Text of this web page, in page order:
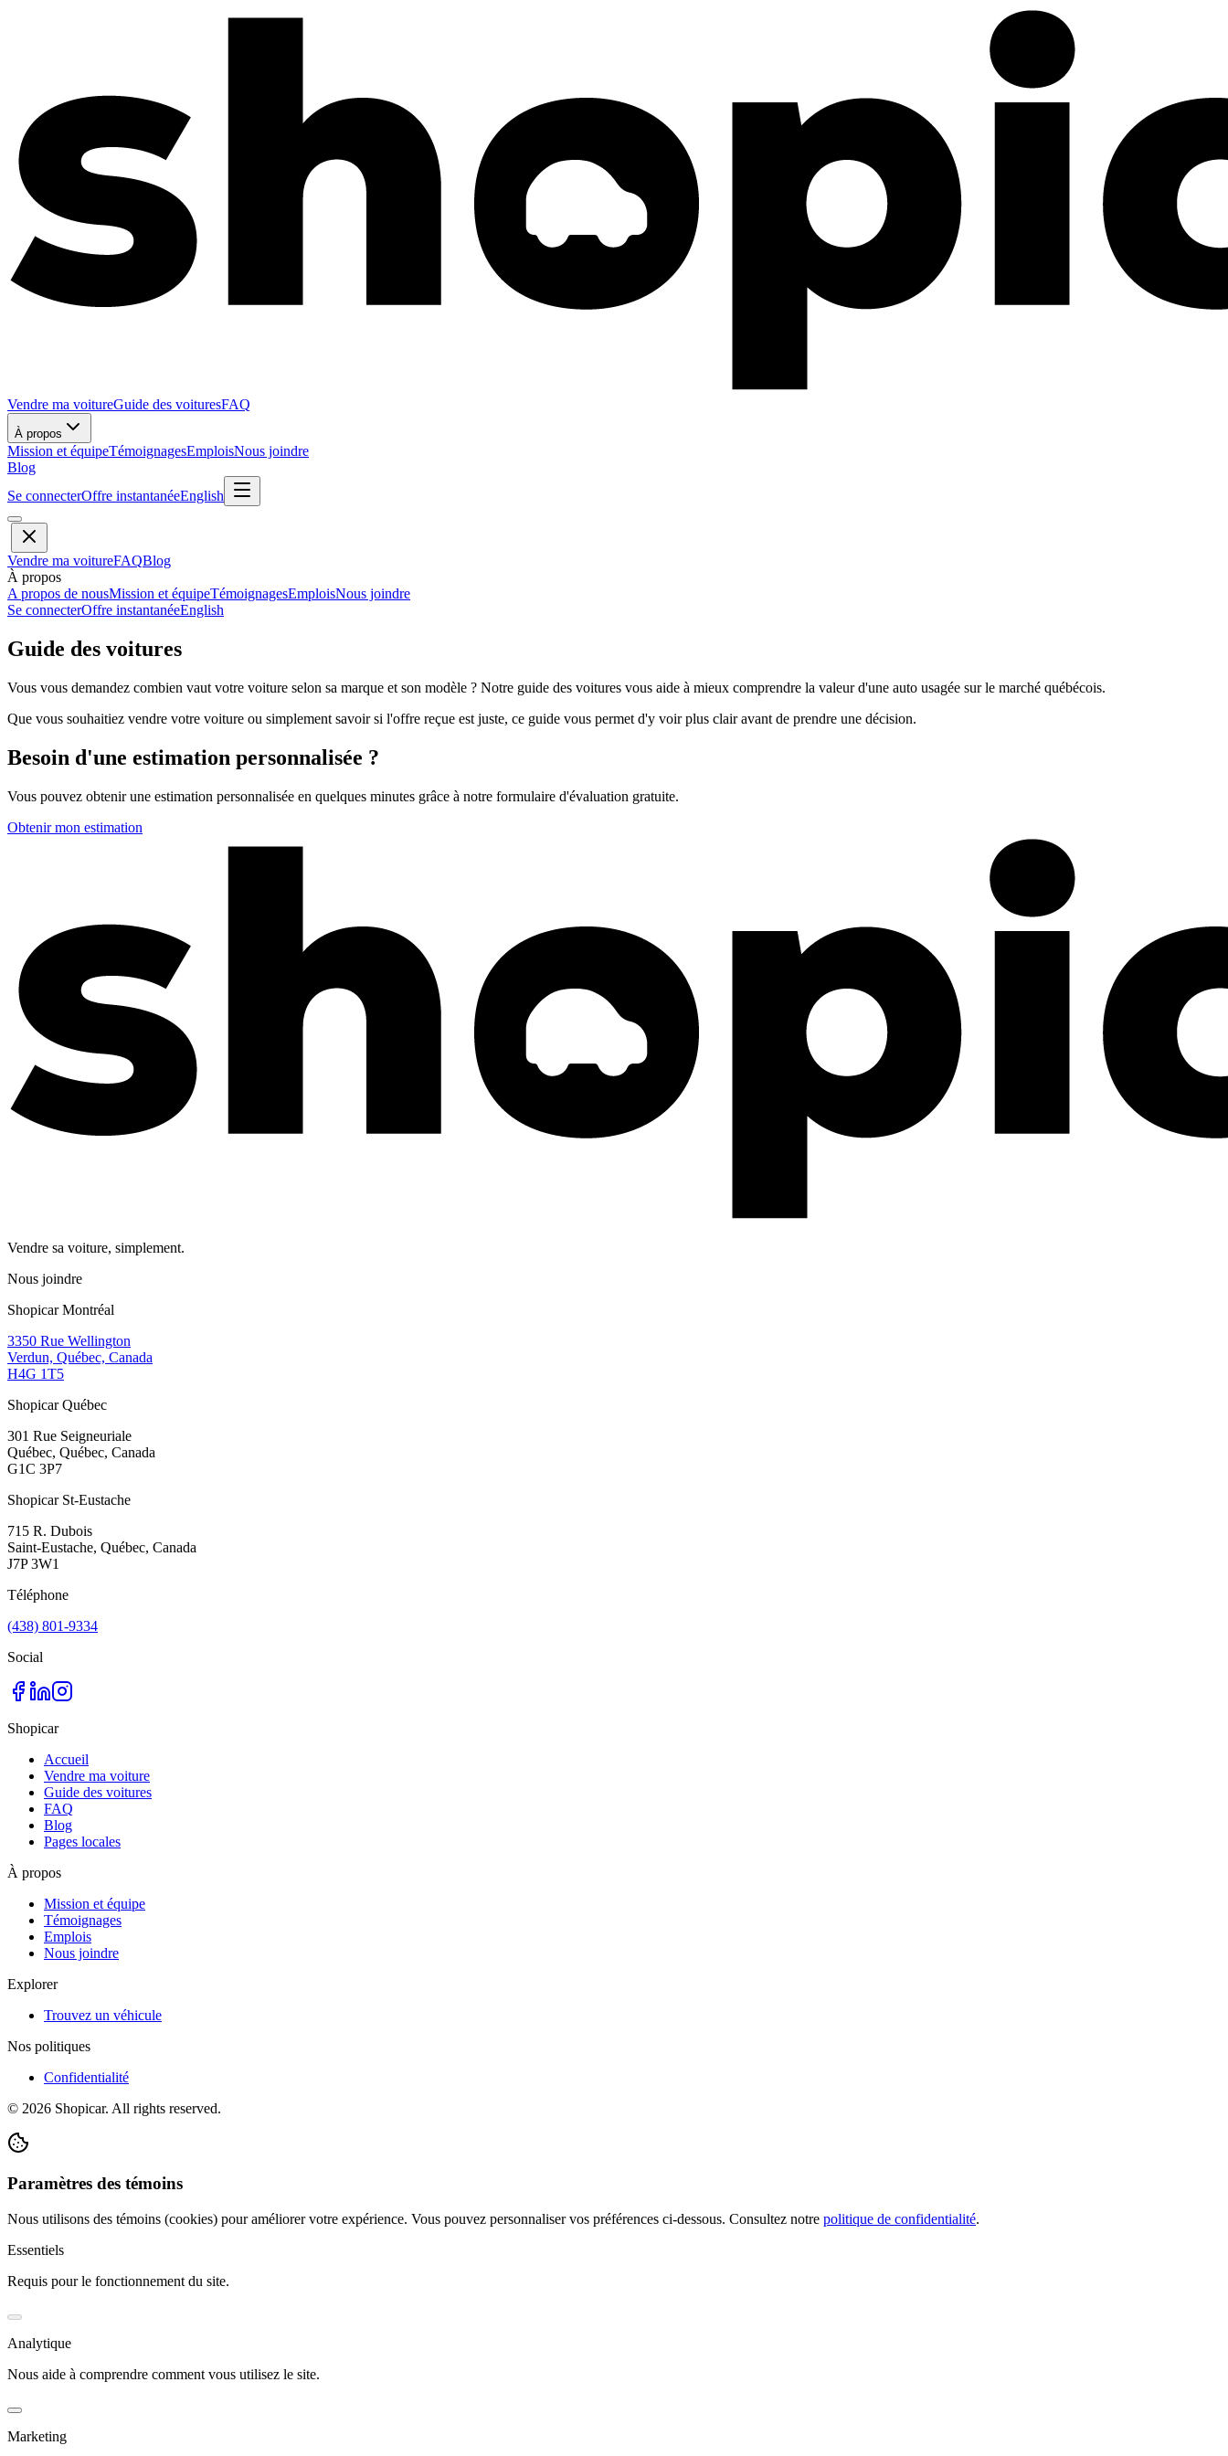
Vendre ma voitureGuide des voituresFAQ
À propos
Mission et équipeTémoignagesEmploisNous joindre
Blog
Se connecterOffre instantanéeEnglish
Vendre ma voitureFAQBlog
À propos
A propos de nousMission et équipeTémoignagesEmploisNous joindre
Se connecterOffre instantanéeEnglish
Guide des voitures
Vous vous demandez combien vaut votre voiture selon sa marque et son modèle ? Notre guide des voitures vous aide à mieux comprendre la valeur d'une auto usagée sur le marché québécois.
Que vous souhaitiez vendre votre voiture ou simplement savoir si l'offre reçue est juste, ce guide vous permet d'y voir plus clair avant de prendre une décision.
Besoin d'une estimation personnalisée ?
Vous pouvez obtenir une estimation personnalisée en quelques minutes grâce à notre formulaire d'évaluation gratuite.
Obtenir mon estimation
Vendre sa voiture, simplement.
Nous joindre
Shopicar Montréal
3350 Rue Wellington
Verdun, Québec, Canada
H4G 1T5
Shopicar Québec
301 Rue Seigneuriale
Québec, Québec, Canada
G1C 3P7
Shopicar St-Eustache
715 R. Dubois
Saint-Eustache, Québec, Canada
J7P 3W1
Téléphone
(438) 801-9334
Social
Shopicar
Accueil
Vendre ma voiture
Guide des voitures
FAQ
Blog
Pages locales
À propos
Mission et équipe
Témoignages
Emplois
Nous joindre
Explorer
Trouvez un véhicule
Nos politiques
Confidentialité
© 2026 Shopicar. All rights reserved.
Paramètres des témoins
Nous utilisons des témoins (cookies) pour améliorer votre expérience. Vous pouvez personnaliser vos préférences ci-dessous. Consultez notre politique de confidentialité.
Essentiels
Requis pour le fonctionnement du site.
Analytique
Nous aide à comprendre comment vous utilisez le site.
Marketing